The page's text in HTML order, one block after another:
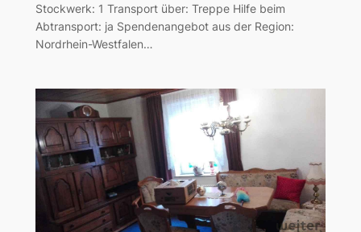
Stockwerk: 1 Transport über: Treppe Hilfe beim
Abtransport: ja Spendenangebot aus der Region:
Nordrhein-Westfalen…